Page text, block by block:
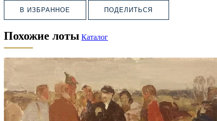
В ИЗБРАННОЕ ПОДЕЛИТЬСЯ
Похожие лоты Каталог